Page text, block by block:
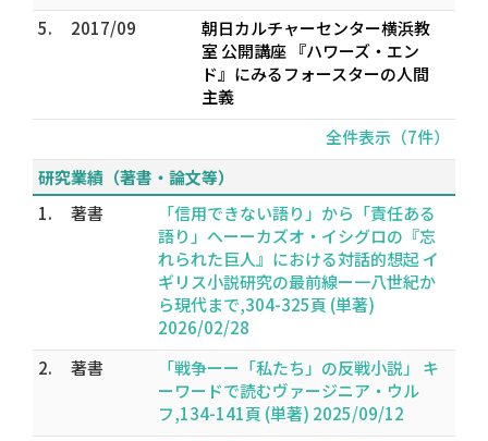
5.
2017/09
朝日カルチャーセンター横浜教
室 公開講座 『ハワーズ・エン
ド』にみるフォースターの人間
主義
全件表示（7件）
研究業績（著書・論文等）
1.
著書
「信用できない語り」から「責任ある
語り」へーーカズオ・イシグロの『忘
れられた巨人』における対話的想起 イ
ギリス小説研究の最前線ー一八世紀か
ら現代まで,304-325頁 (単著)
2026/02/28
2.
著書
「戦争ーー「私たち」の反戦小説」 キ
ーワードで読むヴァージニア・ウル
フ,134-141頁 (単著) 2025/09/12